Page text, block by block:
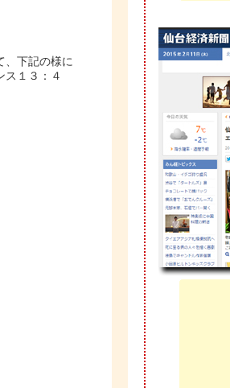
、下記の様に
１３：４